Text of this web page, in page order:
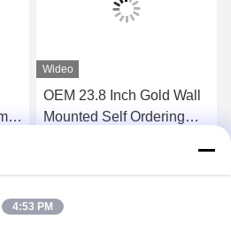
Wideo
OEM 23.8 Inch Gold Wall
Mounted Self Ordering
4:53 PM